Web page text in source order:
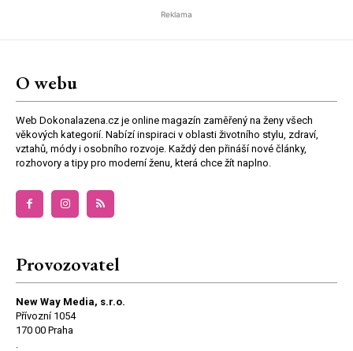
Reklama
O webu
Web Dokonalazena.cz je online magazín zaměřený na ženy všech
věkových kategorií. Nabízí inspiraci v oblasti životního stylu, zdraví,
vztahů, módy i osobního rozvoje. Každý den přináší nové články,
rozhovory a tipy pro moderní ženu, která chce žít naplno.
Provozovatel
New Way Media, s.r.o.
Přívozní 1054
170 00 Praha